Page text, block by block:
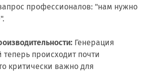
профессионалов: "нам нужно
Генерация
происходит почти
критически важно для